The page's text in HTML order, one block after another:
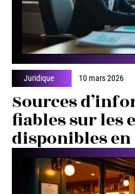
Juridique 10 mars 2026
Sources
fiables sur les
disponibles